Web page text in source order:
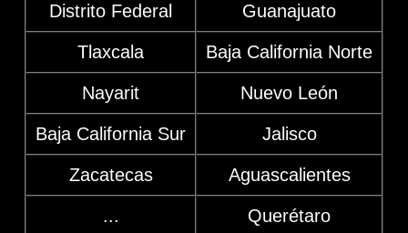
Distrito Federal Guanajuato
Tlaxcala Baja California Norte
Nayarit Nuevo León
Baja California Sur Jalisco
Zacatecas Aguascalientes
... Querétaro